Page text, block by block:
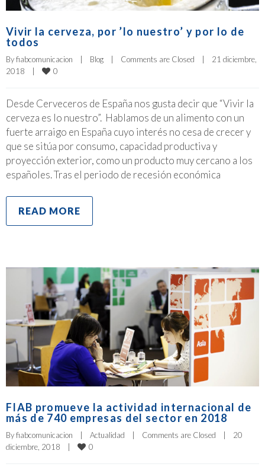
Vivir la cerveza, por ’lo nuestro’ y por lo de
todos
By fiabcomunicacion Blog Comments are Closed
21 diciembre,
2018
0
Desde Cerveceros de España nos gusta decir que “Vivir la
cerveza es lo nuestro”. Hablamos de un alimento con un
fuerte arraigo en España cuyo interés no cesa de crecer y
que se sitúa por consumo, capacidad productiva y
proyección exterior, como un producto muy cercano a los
españoles. Tras el periodo de recesión económica
READ MORE
FIAB promueve la actividad internacional de
más de 740 empresas del sector en 2018
By fiabcomunicacion Actualidad Comments are Closed
20
diciembre, 2018
0